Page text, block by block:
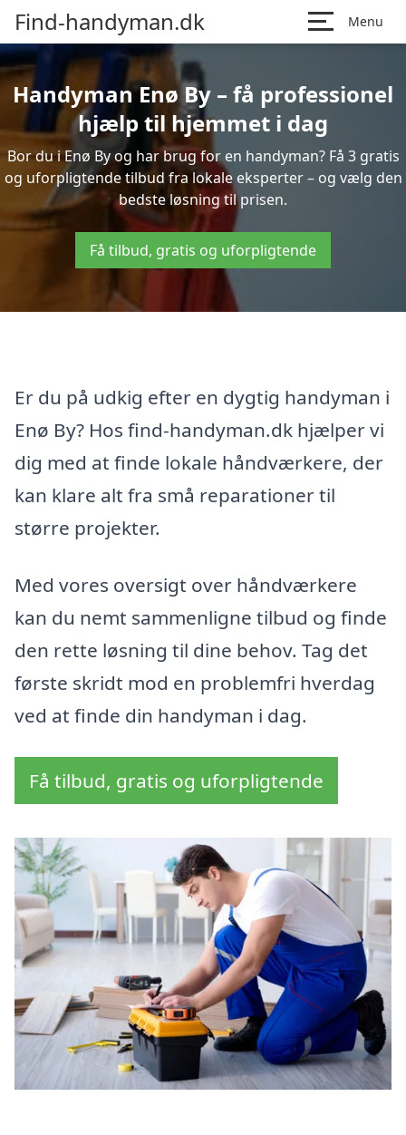
Find-handyman.dk Menu
Handyman Enø By – få professionel
hjælp til hjemmet i dag
Bor du i Enø By og har brug for en handyman? Få 3 gratis
og uforpligtende tilbud fra lokale eksperter – og vælg den
bedste løsning til prisen.
Få tilbud, gratis og uforpligtende
Er du på udkig efter en dygtig handyman i
Enø By? Hos find-handyman.dk hjælper vi
dig med at finde lokale håndværkere, der
kan klare alt fra små reparationer til
større projekter.
Med vores oversigt over håndværkere
kan du nemt sammenligne tilbud og finde
den rette løsning til dine behov. Tag det
første skridt mod en problemfri hverdag
ved at finde din handyman i dag.
Få tilbud, gratis og uforpligtende